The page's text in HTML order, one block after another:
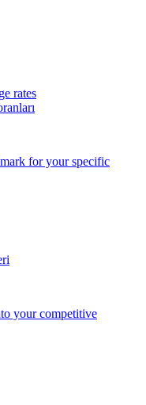
rates
for your specific
your competitive